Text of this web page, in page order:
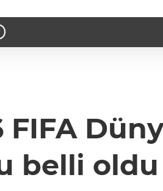
belli oldu